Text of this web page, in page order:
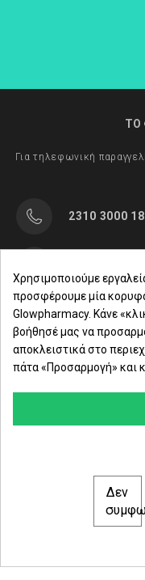
ΤΟ
Για τηλεφωνική
2310 3000 18
Δευ. - Παρ.:
Σάββατο: 09:00-15:00
ΕΤΑΙΡΕΙΑ
©
Χρησιμοποιούμε
προσφέρουμε μία
Glowpharmacy. Κάνε
βοήθησέ μας να
αποκλειστικά στο
πάτα «Προσαρμογή» και
Δεν